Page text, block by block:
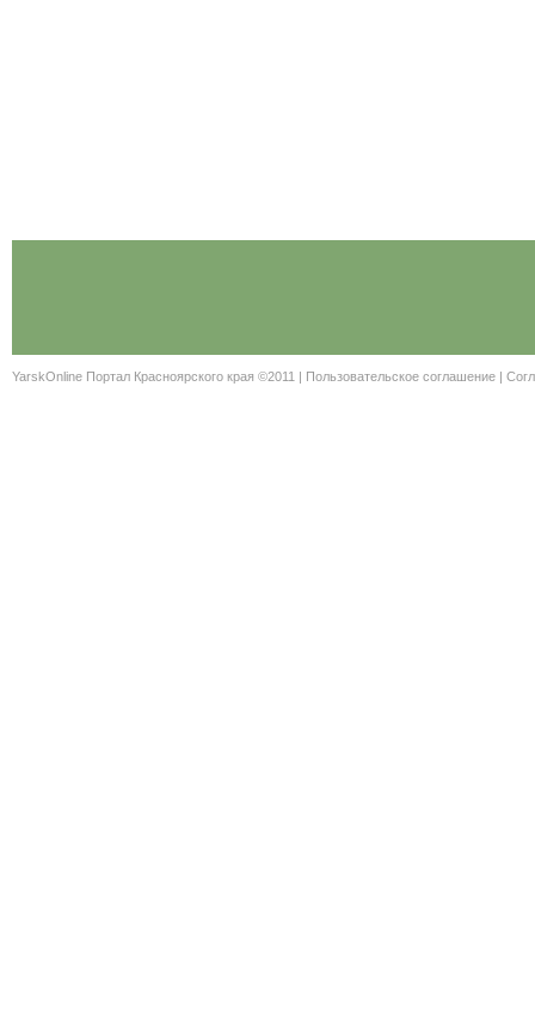
YarskOnline Портал Красноярского края ©2011 | Пользовательское соглашение |